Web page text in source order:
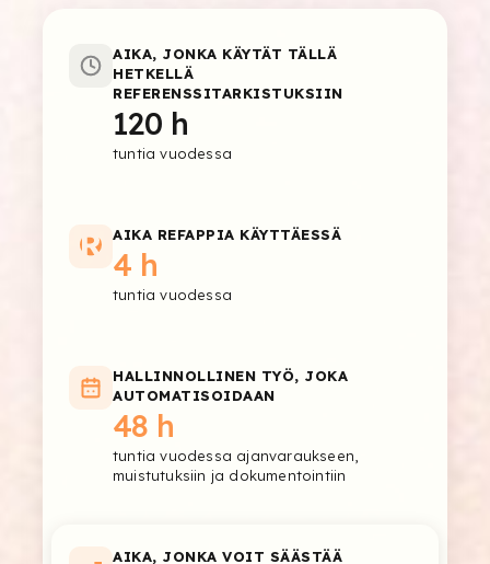
AIKA, JONKA KÄYTÄT TÄLLÄ
HETKELLÄ
REFERENSSITARKISTUKSIIN
120 h
tuntia vuodessa
AIKA REFAPPIA KÄYTTÄESSÄ
4 h
tuntia vuodessa
HALLINNOLLINEN TYÖ, JOKA
AUTOMATISOIDAAN
48 h
tuntia vuodessa ajanvaraukseen,
muistutuksiin ja dokumentointiin
AIKA, JONKA VOIT SÄÄSTÄÄ